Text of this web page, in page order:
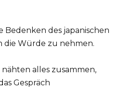
Bedenken des japanischen
die Würde zu nehmen.
alles zusammen,
Gespräch